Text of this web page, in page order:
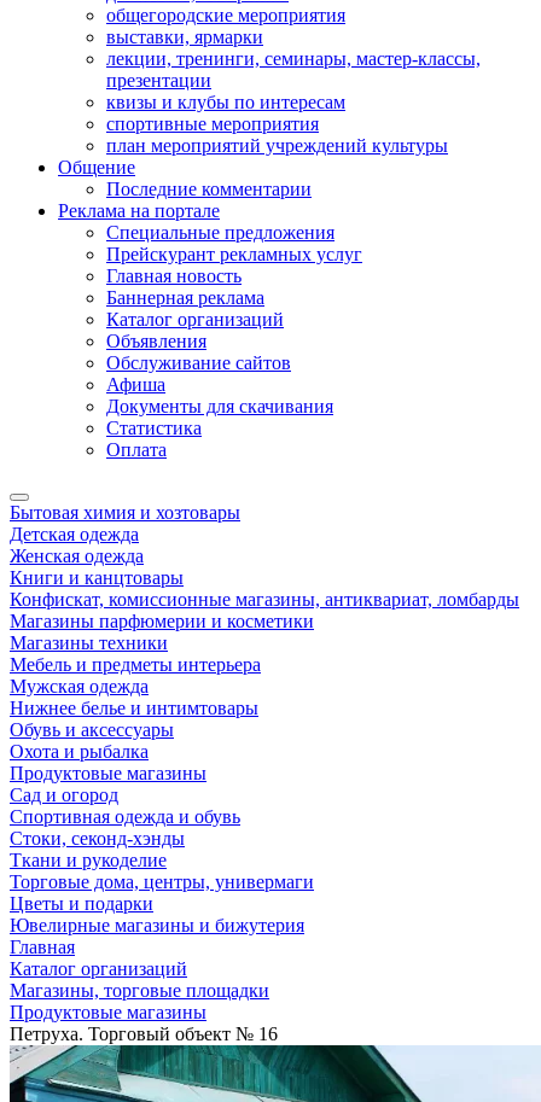
общегородские мероприятия
выставки, ярмарки
лекции, тренинги, семинары, мастер-классы,
презентации
квизы и клубы по интересам
спортивные мероприятия
план мероприятий учреждений культуры
Общение
Последние комментарии
Реклама на портале
Специальные предложения
Прейскурант рекламных услуг
Главная новость
Баннерная реклама
Каталог организаций
Объявления
Обслуживание сайтов
Афиша
Документы для скачивания
Статистика
Оплата
Бытовая химия и хозтовары
Детская одежда
Женская одежда
Книги и канцтовары
Конфискат, комиссионные магазины, антиквариат, ломбарды
Магазины парфюмерии и косметики
Магазины техники
Мебель и предметы интерьера
Мужская одежда
Нижнее белье и интимтовары
Обувь и аксессуары
Охота и рыбалка
Продуктовые магазины
Сад и огород
Спортивная одежда и обувь
Стоки, секонд-хэнды
Ткани и рукоделие
Торговые дома, центры, универмаги
Цветы и подарки
Ювелирные магазины и бижутерия
Главная
Каталог организаций
Магазины, торговые площадки
Продуктовые магазины
Петруха. Торговый объект № 16